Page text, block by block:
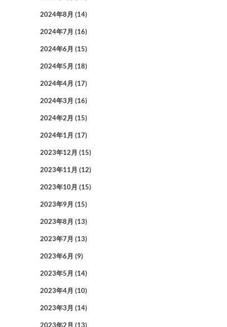
2024年8月 (14)
2024年7月 (16)
2024年6月 (15)
2024年5月 (18)
2024年4月 (17)
2024年3月 (16)
2024年2月 (15)
2024年1月 (17)
2023年12月 (15)
2023年11月 (12)
2023年10月 (15)
2023年9月 (15)
2023年8月 (13)
2023年7月 (13)
2023年6月 (9)
2023年5月 (14)
2023年4月 (10)
2023年3月 (14)
2023年2月 (13)